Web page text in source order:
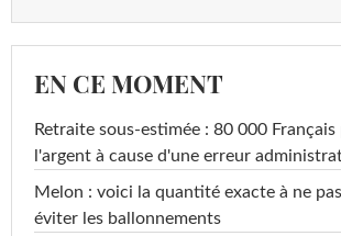
EN CE MOMENT
Retraite sous-estimée : 80 000
l'argent à cause d'une erreur
Melon : voici la quantité exacte à ne
éviter les ballonnements